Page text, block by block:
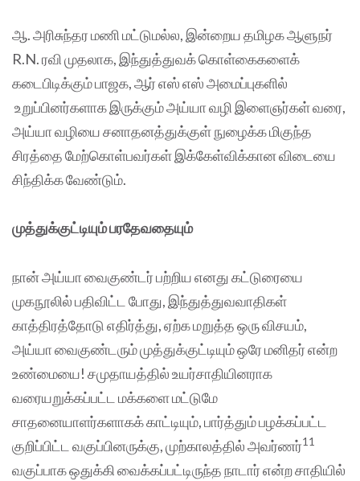
ஆ. அரிசுந்தர மணி மட்டுமல்ல, இன்றைய தமிழக ஆளுநர்
R.N. ரவி முதலாக, இந்துத்துவக் கொள்கைகளைக்
கடைபிடிக்கும் பாஜக, ஆர் எஸ் எஸ் அமைப்புகளில்
உறுப்பினர்களாக இருக்கும் அய்யா வழி இளைஞர்கள் வரை,
அய்யா வழியை சனாதனத்துக்குள் நுழைக்க மிகுந்த
சிரத்தை மேற்கொள்பவர்கள் இக்கேள்விக்கான விடையை
சிந்திக்க வேண்டும்.
முத்துக்குட்டியும் பரதேவதையும்
நான் அய்யா வைகுண்டர் பற்றிய எனது கட்டுரையை
முகநூலில் பதிவிட்ட போது, இந்துத்துவவாதிகள்
காத்திரத்தோடு எதிர்த்து, ஏற்க மறுத்த ஒரு விசயம்,
அய்யா வைகுண்டரும் முத்துக்குட்டியும் ஒரே மனிதர் என்ற
உண்மையை! சமுதாயத்தில் உயர்சாதியினராக
வரையறுக்கப்பட்ட மக்களை மட்டுமே
சாதனையாளர்களாகக் காட்டியும், பார்த்தும் பழக்கப்பட்ட
குறிப்பிட்ட வகுப்பினருக்கு, முற்காலத்தில் அவர்ணர்11
வகுப்பாக ஒதுக்கி வைக்கப்பட்டிருந்த நாடார் என்ற சாதியில்